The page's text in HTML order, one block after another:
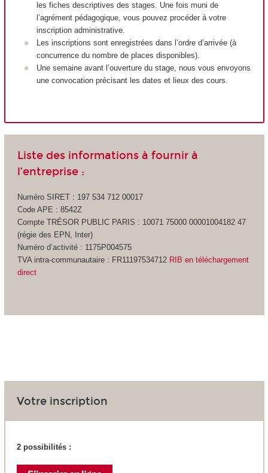
les fiches descriptives des stages. Une fois muni de
l’agrément pédagogique, vous pouvez procéder à votre
inscription administrative.
Les inscriptions sont enregistrées dans l’ordre d’arrivée (à
concurrence du nombre de places disponibles).
Une semaine avant l’ouverture du stage, nous vous envoyons
une convocation précisant les dates et lieux des cours.
Liste des informations à fournir à
l’entreprise :
Numéro SIRET : 197 534 712 00017
Code APE : 8542Z
Compte TRÉSOR PUBLIC PARIS : 10071 75000 00001004182 47
(régie des EPN, Inter)
Numéro d’activité : 1175P004575
TVA intra-communautaire : FR11197534712 RIB en téléchargement
direct
Votre inscription
2 possibilités :